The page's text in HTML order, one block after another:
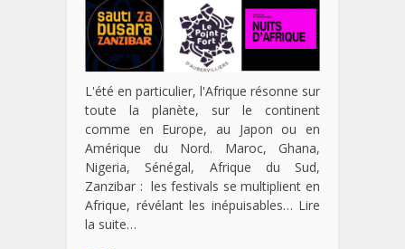
L'été en particulier, l'Afrique résonne sur
toute la planète, sur le continent
comme en Europe, au Japon ou en
Amérique du Nord. Maroc, Ghana,
Nigeria, Sénégal, Afrique du Sud,
Zanzibar : les festivals se multiplient en
Afrique, révélant les inépuisables… Lire
la suite…